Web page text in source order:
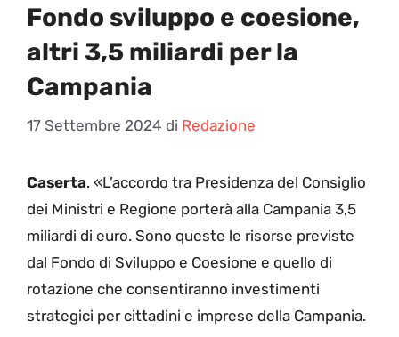
Fondo sviluppo e coesione,
altri 3,5 miliardi per la
Campania
17 Settembre 2024 di Redazione
Caserta. «L’accordo tra Presidenza del Consiglio
dei Ministri e Regione porterà alla Campania 3,5
miliardi di euro. Sono queste le risorse previste
dal Fondo di Sviluppo e Coesione e quello di
rotazione che consentiranno investimenti
strategici per cittadini e imprese della Campania.